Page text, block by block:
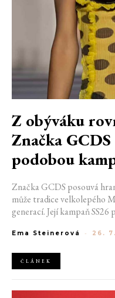
Z obýváku
Značka
podobou
Značka GCDS posouvá
může tradice velkolepého
generací. Její kampaň
dnes módu vnímáme a
autentické spojení mezi
každodenním životem mladé
Ema Steinerová - 26.
ČLÁNEK